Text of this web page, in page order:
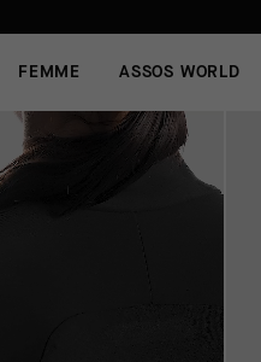
FEMME ASSOS WORLD